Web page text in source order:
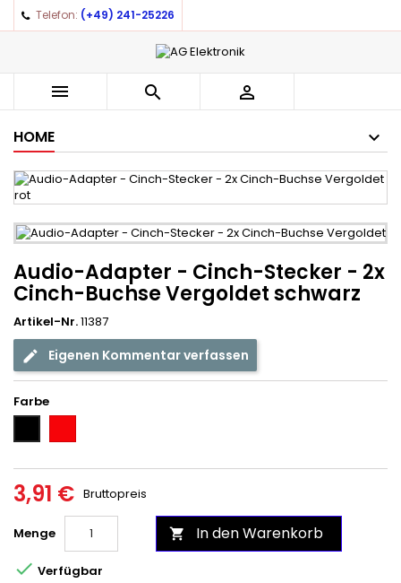
Telefon: (+49) 241-25226
  
HOME
Audio-Adapter - Cinch-Stecker - 2x
Cinch-Buchse Vergoldet schwarz
Artikel-Nr.11387
Eigenen Kommentar verfassen
Farbe
3,91 € Bruttopreis
Menge  In den Warenkorb
 Verfügbar
Auf meine Wunschliste ×
add_circle_outlineCreate new list
((title)) ×
((label))
((cancelText)) ((createText))
Anmelden ×
You need to be logged in to save products in your
wishlist.
((cancelText)) ((loginText))